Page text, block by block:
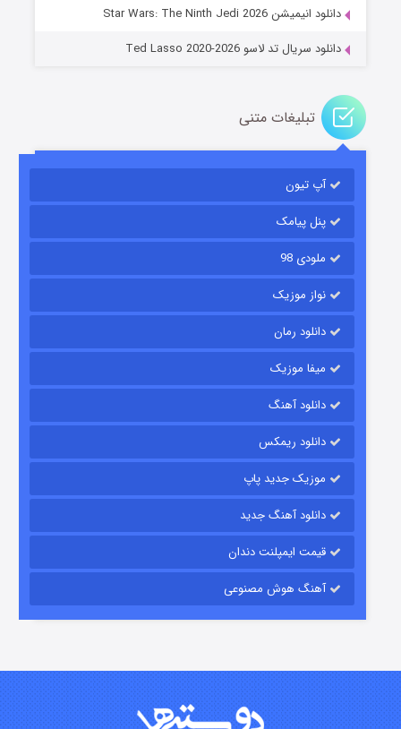
قسمت
قسمت۱۵ (دوبله) منتشر شد
دانلود انیمیشن Star Wars: The Ninth Jedi 2026
دانلود سریال تد لاسو Ted Lasso 2020-2026
تبلیغات متنی
آپ تیون
پنل پیامک
ملودی 98
نواز موزیک
دانلود رمان
میفا موزیک
دانلود آهنگ
دانلود ریمکس
موزیک جدید پاپ
دانلود آهنگ جدید
قیمت ایمپلنت دندان
آهنگ هوش مصنوعی